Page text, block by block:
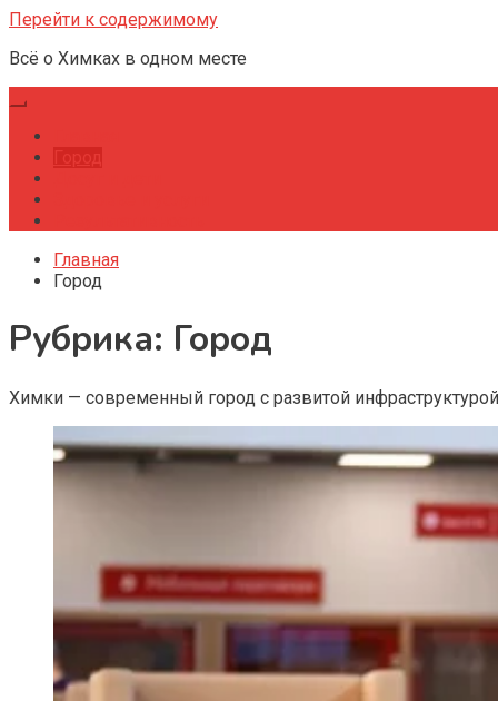
Перейти к содержимому
Всё о Химках в одном месте
Главная
Город
Рубрика: Город
Химки — современный город с развитой